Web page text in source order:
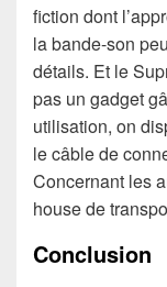
fiction dont
la bande-son
détails. Et le
pas un gadget
utilisation, on
le câble de
Concernant les
house de
Conclusion